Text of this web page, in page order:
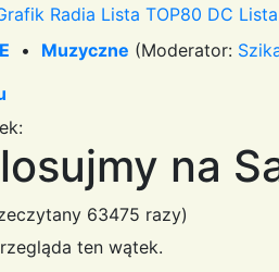
Radia Lista TOP80 DC
• Muzyczne (Moderator:
na
63475 razy)
ten wątek.